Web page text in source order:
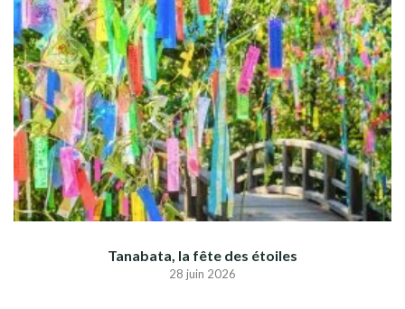
Tanabata, la fête des étoiles
28 juin 2026